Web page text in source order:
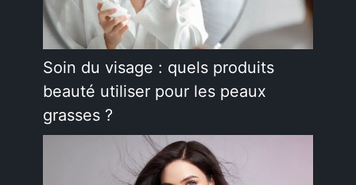
Soin du visage : quels produits
beauté utiliser pour les peaux
grasses ?